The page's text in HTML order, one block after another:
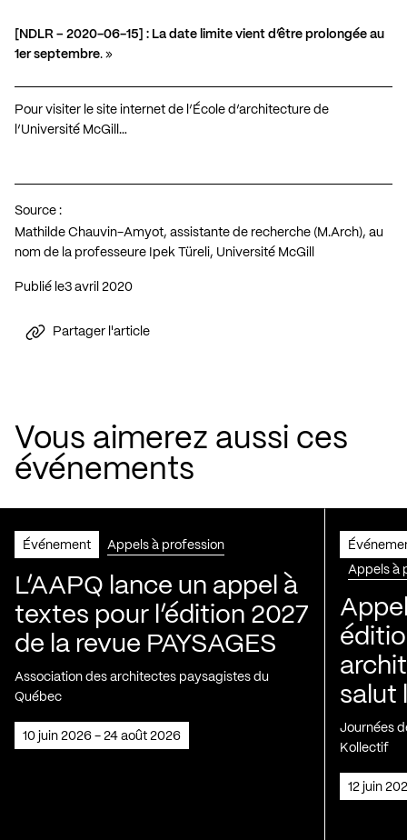
[NDLR – 2020-06-15] : La date limite vient d’être prolongée au
1er septembre. »
Pour visiter le site internet de l’École d’architecture de
l’Université McGill…
Source :
Mathilde Chauvin-Amyot, assistante de recherche (M.Arch), au
nom de la professeure Ipek Türeli, Université McGill
Publié le 3 avril 2020
Partager l'article
Vous aimerez aussi ces
événements
Événement Appels à profession
L’AAPQ lance un appel à
textes pour l’édition 2027
de la revue PAYSAGES
Association des architectes paysagistes du
Québec
10 juin 2026 - 24 août 2026
Appels à
salut
Journées
Kollectif
12 juin